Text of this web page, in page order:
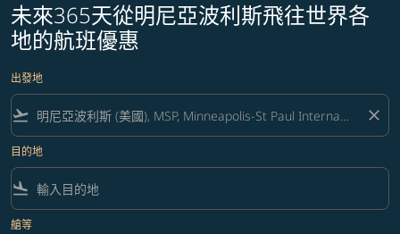
未來365天從明尼亞波利斯飛往世界各
地的航班優惠
出發地
flight_takeoff close
目的地
flight_land
艙等